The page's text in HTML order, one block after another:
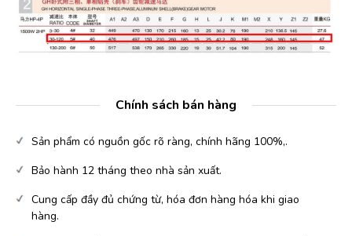
Chính sách bán hàng
Sản phẩm có nguồn gốc rõ ràng, chính hãng 100%,.
Bảo hành 12 tháng theo nhà sản xuất.
Cung cấp đầy đủ chứng từ, hóa đơn hàng hóa khi giao
hàng.